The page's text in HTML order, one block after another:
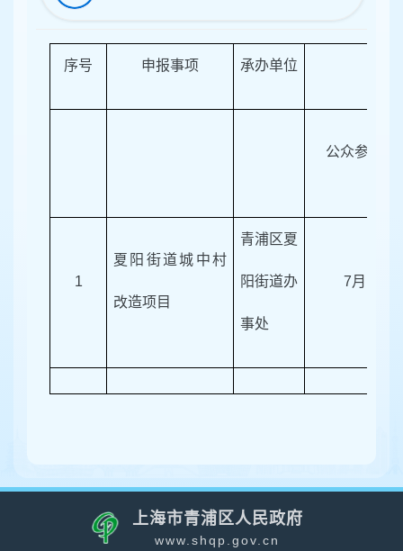
序号 申报事项 承办单位
公众参与
1
夏阳街道城中村
改造项目
青浦区夏
阳街道办
事处
7月
上海市青浦区人民政府
www.shqp.gov.cn